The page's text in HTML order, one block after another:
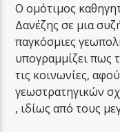
Ο ομότιμος
Δανέζης σε μια
παγκόσμιες
υπογραμμίζει πως
τις κοινωνίες,
γεωστρατηγικών
, ιδίως από τους